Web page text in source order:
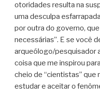
otoridades resulta na
uma desculpa
por outra do governo,
necessárias”. E se você
arqueólogo/pesquisador
coisa que me inspirou
cheio de “cientistas” que
estudar e aceitar o